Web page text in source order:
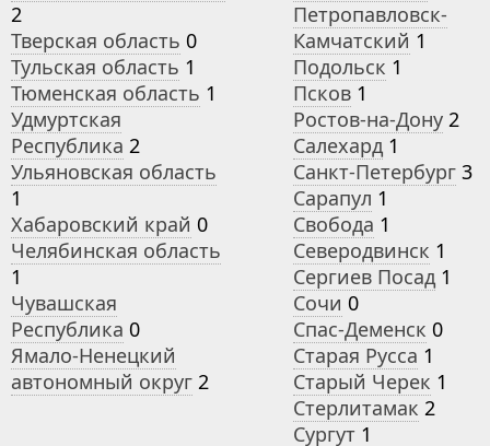
2
Тверская область 0
Тульская область 1
Тюменская область 1
Удмуртская
Республика 2
Ульяновская область
1
Хабаровский край 0
Челябинская область
1
Чувашская
Республика 0
Ямало-Ненецкий
автономный округ 2
Петропавловск-
Камчатский 1
Подольск 1
Псков 1
Ростов-на-Дону 2
Салехард 1
Санкт-Петербург 3
Сарапул 1
Свобода 1
Северодвинск 1
Сергиев Посад 1
Сочи 0
Спас-Деменск 0
Старая Русса 1
Старый Черек 1
Стерлитамак 2
Сургут 1